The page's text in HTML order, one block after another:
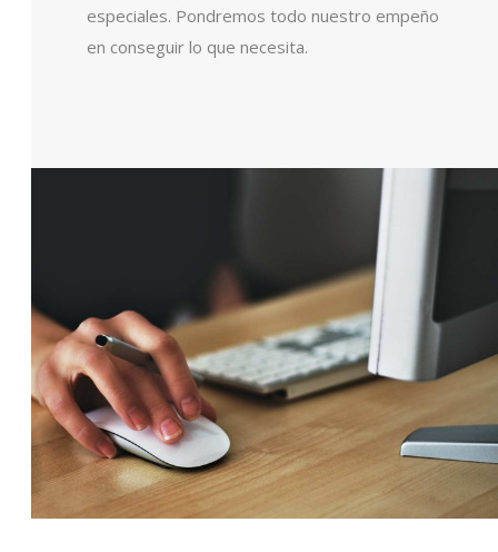
especiales. Pondremos todo nuestro empeño
en conseguir lo que necesita.